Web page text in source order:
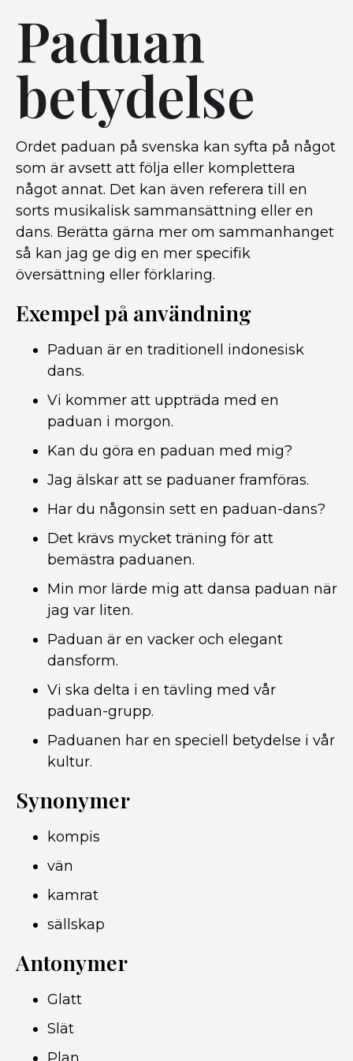
Paduan
betydelse
Ordet paduan på svenska kan syfta på något
som är avsett att följa eller komplettera
något annat. Det kan även referera till en
sorts musikalisk sammansättning eller en
dans. Berätta gärna mer om sammanhanget
så kan jag ge dig en mer specifik
översättning eller förklaring.
Exempel på användning
Paduan är en traditionell indonesisk
dans.
Vi kommer att uppträda med en
paduan i morgon.
Kan du göra en paduan med mig?
Jag älskar att se paduaner framföras.
Har du någonsin sett en paduan-dans?
Det krävs mycket träning för att
bemästra paduanen.
Min mor lärde mig att dansa paduan när
jag var liten.
Paduan är en vacker och elegant
dansform.
Vi ska delta i en tävling med vår
paduan-grupp.
Paduanen har en speciell betydelse i vår
kultur.
Synonymer
kompis
vän
kamrat
sällskap
Antonymer
Glatt
Slät